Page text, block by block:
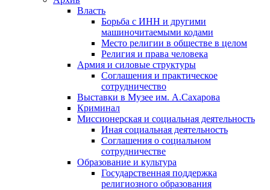
Власть
Борьба с ИНН и другими
машиночитаемыми кодами
Место религии в обществе в целом
Религия и права человека
Армия и силовые структуры
Соглашения и практическое
сотрудничество
Выставки в Музее им. А.Сахарова
Криминал
Миссионерская и социальная деятельность
Иная социальная деятельность
Соглашения о социальном
сотрудничестве
Образование и культура
Государственная поддержка
религиозного образования